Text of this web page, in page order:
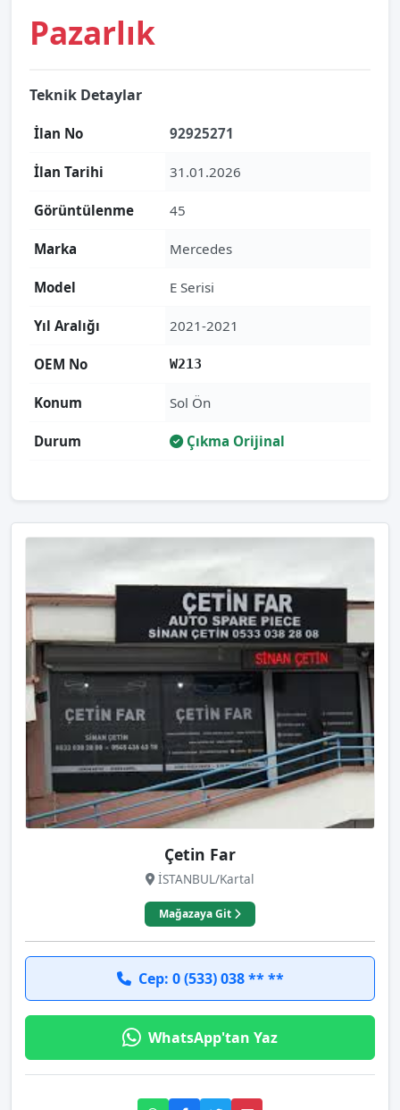
Pazarlık
Teknik Detaylar
İlan No 92925271
İlan Tarihi 31.01.2026
Görüntülenme 45
Marka Mercedes
Model E Serisi
Yıl Aralığı 2021-2021
OEM No W213
Konum Sol Ön
Durum Çıkma Orijinal
Çetin Far
İSTANBUL/Kartal
Mağazaya Git
Cep: 0 (533) 038 ** **
WhatsApp'tan Yaz